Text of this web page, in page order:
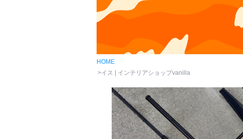
HOME
イス | インテリアショップvanilla